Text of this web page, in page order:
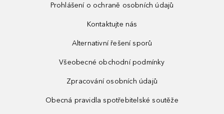
Prohlášení o ochraně osobních údajů
Kontaktujte nás
Alternativní řešení sporů
Všeobecné obchodní podmínky
Zpracování osobních údajů
Obecná pravidla spotřebitelské soutěže